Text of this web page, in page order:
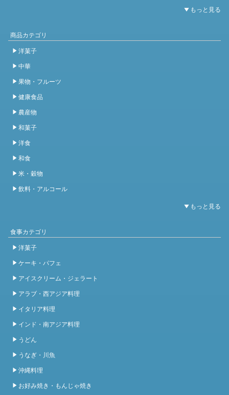
商品カテゴリ
洋菓子
中華
果物・フルーツ
健康食品
農産物
和菓子
洋食
和食
米・穀物
飲料・アルコール
食事カテゴリ
洋菓子
ケーキ・パフェ
アイスクリーム・ジェラート
アラブ・西アジア料理
イタリア料理
インド・南アジア料理
うどん
うなぎ・川魚
沖縄料理
お好み焼き・もんじゃ焼き